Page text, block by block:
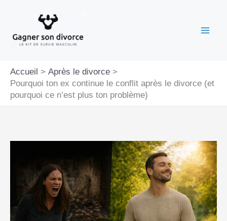
contenu
Accueil
Après le divorce
Pourquoi ton ex continue le conflit après le divorce (et
pourquoi ce n’est plus ton problème)